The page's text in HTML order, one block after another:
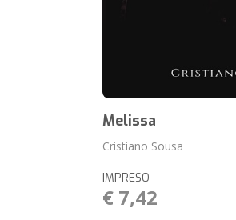
Melissa
Cristiano Sousa
IMPRESO
€ 7,42